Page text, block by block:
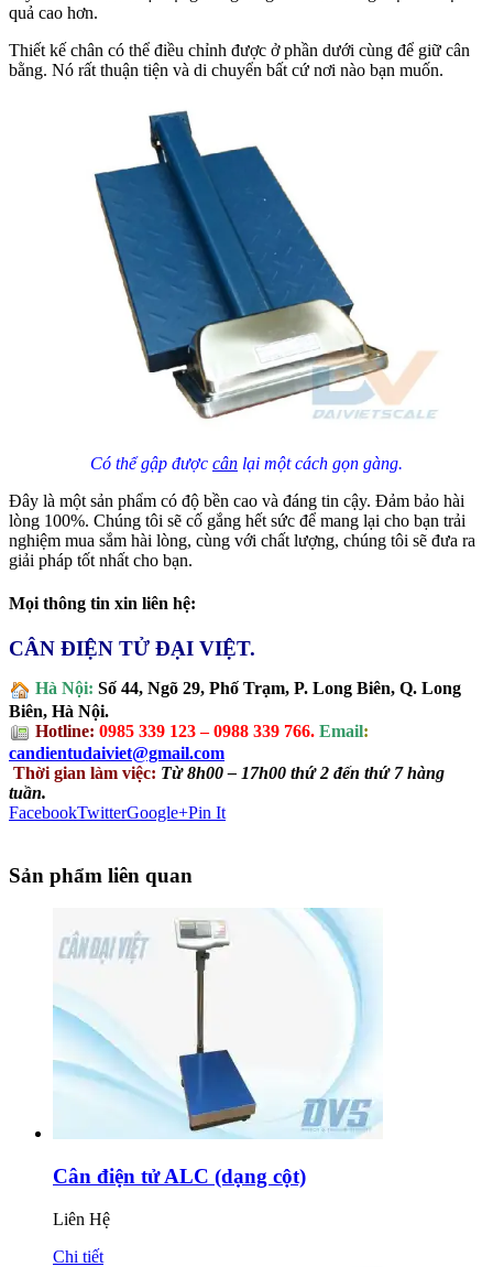
quả cao hơn.
Thiết kế chân có thể điều chỉnh được ở phần dưới cùng để giữ cân
bằng. Nó rất thuận tiện và di chuyển bất cứ nơi nào bạn muốn.
Có thể gập được cân lại một cách gọn gàng.
Đây là một sản phẩm có độ bền cao và đáng tin cậy. Đảm bảo hài
lòng 100%. Chúng tôi sẽ cố gắng hết sức để mang lại cho bạn trải
nghiệm mua sắm hài lòng, cùng với chất lượng, chúng tôi sẽ đưa ra
giải pháp tốt nhất cho bạn.
Mọi thông tin xin liên hệ:
CÂN ĐIỆN TỬ ĐẠI VIỆT.
Hà Nội: Số 44, Ngõ 29, Phố Trạm, P. Long Biên, Q. Long
Biên, Hà Nội.
Hotline: 0985 339 123 – 0988 339 766. Email:
candientudaiviet@gmail.com
Thời gian làm việc: Từ 8h00 – 17h00 thứ 2 đến thứ 7 hàng
tuần.
FacebookTwitterGoogle+Pin It
Sản phẩm liên quan
Cân điện tử ALC (dạng cột)
Liên Hệ
Chi tiết